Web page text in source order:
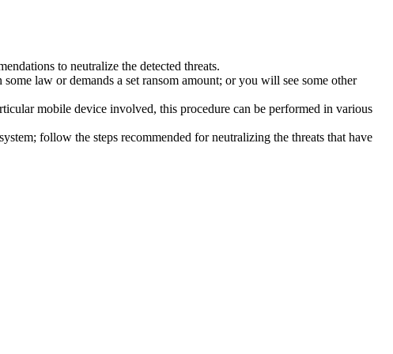
to neutralize the detected threats.
law or demands a set ransom amount; or you will see some other
mobile device involved, this procedure can be performed in various
follow the steps recommended for neutralizing the threats that have